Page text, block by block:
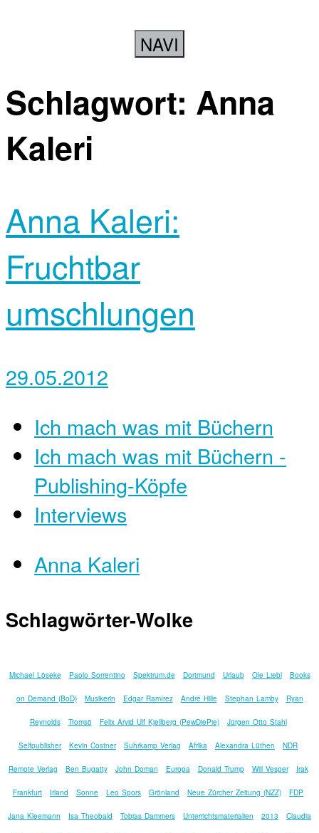
NAVI
Schlagwort: Anna
Kaleri
Anna Kaleri:
Fruchtbar
umschlungen
29.05.2012
Ich mach was mit Büchern
Ich mach was mit Büchern -
Publishing-Köpfe
Interviews
Anna Kaleri
Schlagwörter-Wolke
Michael Löseke Paolo Sorrentino Spektrum.de Dortmund Urlaub Ole Liebl Books
on Demand (BoD) Musikerin Edgar Ramírez André Hille Stephan Lamby Ryan
Reynolds Tromsö Felix Arvid Ulf Kjellberg (PewDiePie) Jürgen Otto Stahl
Selfpublisher Kevin Costner Suhrkamp Verlag Afrika Alexandra Lüthen NDR
Remote Verlag Ben Bugatty John Doman Europa Donald Trump Will Vesper Irak
Frankfurt Irland Sonne Leo Spors Grönland Neue Zürcher Zeitung (NZZ) FDP
Jana Kleemann Isa Theobald Tobias Dammers Unterrichtsmaterialien 2013 Claudia